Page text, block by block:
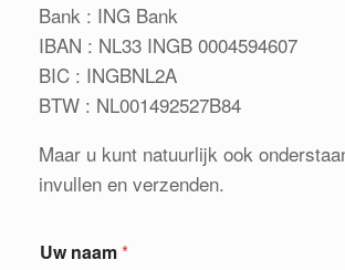
Bank : ING Bank
IBAN : NL33 INGB 0004594607
BIC : INGBNL2A
BTW : NL001492527B84
Maar u kunt natuurlijk ook
invullen en verzenden.
Uw naam*